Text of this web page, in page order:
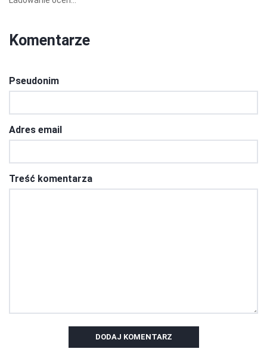
Komentarze
Pseudonim
Adres email
Treść komentarza
DODAJ KOMENTARZ